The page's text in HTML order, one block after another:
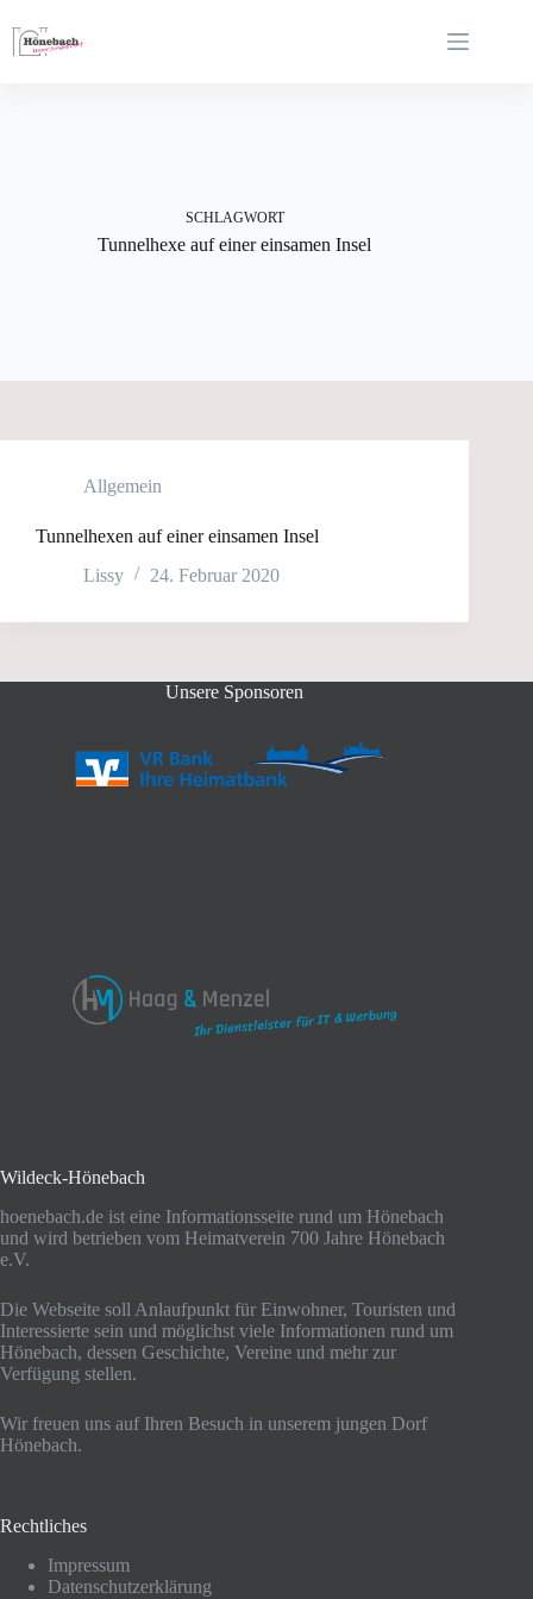
Inhalt
springen
SCHLAGWORT
Tunnelhexe auf einer einsamen Insel
Allgemein
Tunnelhexen auf einer einsamen Insel
Lissy
24. Februar 2020
Unsere Sponsoren
Wildeck-Hönebach
hoenebach.de ist eine Informationsseite rund um Hönebach
und wird betrieben vom Heimatverein 700 Jahre Hönebach
e.V.
Die Webseite soll Anlaufpunkt für Einwohner, Touristen und
Interessierte sein und möglichst viele Informationen rund um
Hönebach, dessen Geschichte, Vereine und mehr zur
Verfügung stellen.
Wir freuen uns auf Ihren Besuch in unserem jungen Dorf
Hönebach.
Rechtliches
Impressum
Datenschutzerklärung